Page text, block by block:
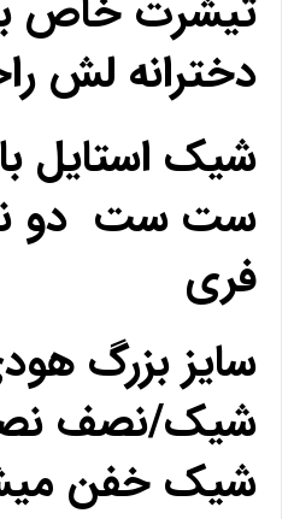
تیشرت خاص
دخترانه لش
شیک استایل
ست ست دو
فری
سایز بزرگ
شیک/نصف
شیک خفن